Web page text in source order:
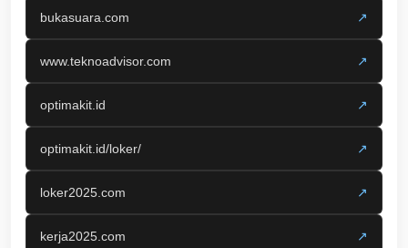
bukasuara.com ↗
www.teknoadvisor.com ↗
optimakit.id ↗
optimakit.id/loker/ ↗
loker2025.com ↗
kerja2025.com ↗